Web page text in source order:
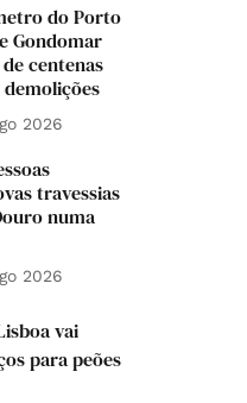
do Porto
Gondomar
centenas
2026
travessias
numa
2026
vai
para peões